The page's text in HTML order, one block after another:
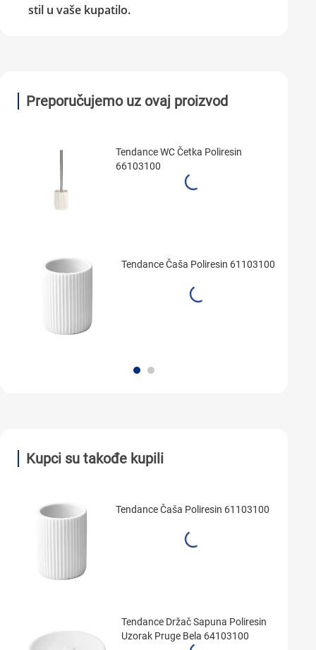
stil u vaše kupatilo.
Preporučujemo uz ovaj proizvod
Tendance WC Četka Poliresin
66103100
Tendance Čaša Poliresin 61103100
Kupci su takođe kupili
Tendance Čaša Poliresin 61103100
Tendance Držač Sapuna Poliresin
Uzorak Pruge Bela 64103100